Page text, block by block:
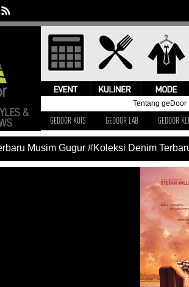
Tentang geDoor
GEDOOR KUIS GEDOOR LAB GEDOOR
Musim Gugur #Koleksi Denim Terbaru